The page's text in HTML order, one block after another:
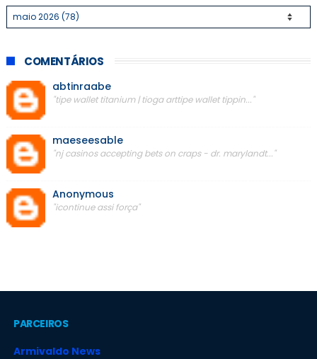
COMENTÁRIOS
abtinraabe
"tipe wallet titanium | tioga arttipe wallet tippin..."
maeseesable
"nj casinos accepting bets on craps - dr. marylandt..."
Anonymous
"icontinue assi força"
PARCEIROS
Armivaldo News